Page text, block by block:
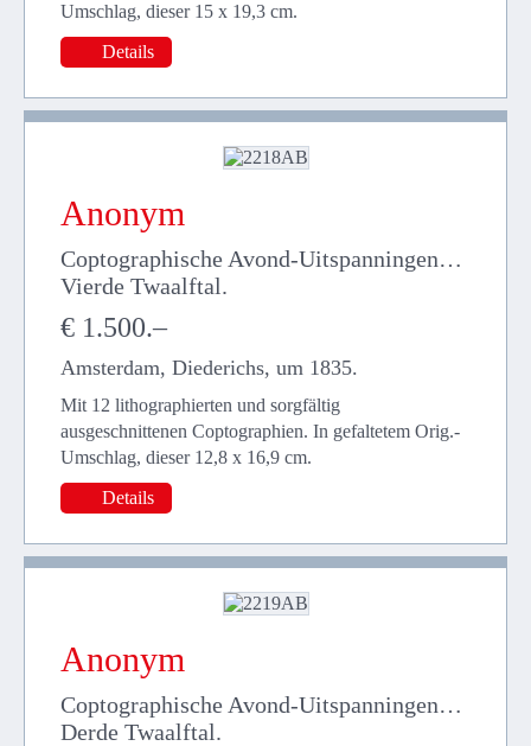
Umschlag, dieser 15 x 19,3 cm.
Details
Anonym
Coptographische Avond-Uitspanningen…
Vierde Twaalftal.
€ 1.500.–
Amsterdam, Diederichs, um 1835.
Mit 12 lithographierten und sorgfältig
ausgeschnittenen Coptographien. In gefaltetem Orig.-
Umschlag, dieser 12,8 x 16,9 cm.
Details
Anonym
Coptographische Avond-Uitspanningen…
Derde Twaalftal.